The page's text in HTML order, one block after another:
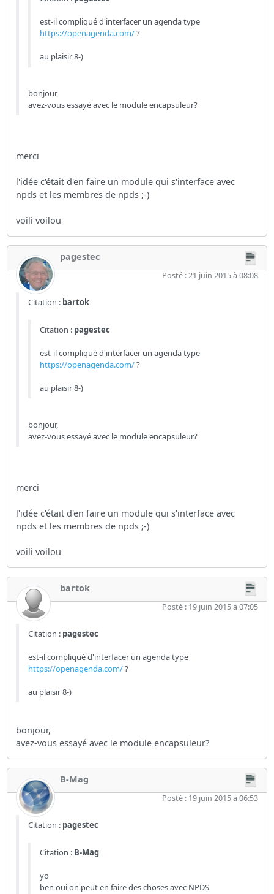
est-il compliqué d'interfacer un agenda type
https://openagenda.com/?
au plaisir 8-)
bonjour,
avez-vous essayé avec le module encapsuleur?
merci
l'idée c'était d'en faire un module qui s'interface avec
npds et les membres de npds ;-)
voili voilou
pagestec
Posté : 21 juin 2015 à 08:08
Citation : bartok
Citation : pagestec
est-il compliqué d'interfacer un agenda type
https://openagenda.com/?
au plaisir 8-)
bonjour,
avez-vous essayé avec le module encapsuleur?
merci
l'idée c'était d'en faire un module qui s'interface avec
npds et les membres de npds ;-)
voili voilou
bartok
Posté : 19 juin 2015 à 07:05
Citation : pagestec
est-il compliqué d'interfacer un agenda type
https://openagenda.com/?
au plaisir 8-)
bonjour,
avez-vous essayé avec le module encapsuleur?
B-Mag
Posté : 19 juin 2015 à 06:53
Citation : pagestec
Citation : B-Mag
yo
ben oui on peut en faire des choses avec NPDS